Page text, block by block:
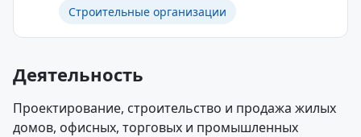
Строительные организации
Деятельность
Проектирование, строительство и продажа жилых
домов, офисных, торговых и промышленных